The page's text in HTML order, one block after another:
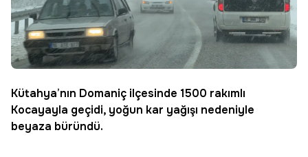
Kütahya’nın Domaniç ilçesinde 1500 rakımlı
Kocayayla geçidi, yoğun kar yağışı nedeniyle
beyaza büründü.